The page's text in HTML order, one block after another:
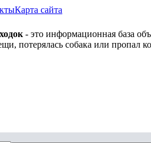
Карта сайта
- это информационная база
потерялась собака или пропал